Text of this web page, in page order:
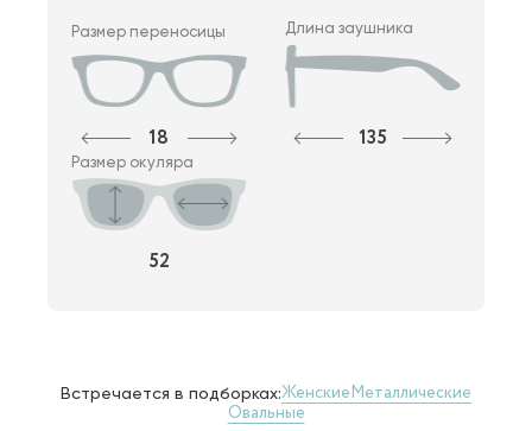
Размер переносицы
18
Длина заушника
135
Размер окуляра
52
Встречается в подборках:ЖенскиеМеталлические
Овальные